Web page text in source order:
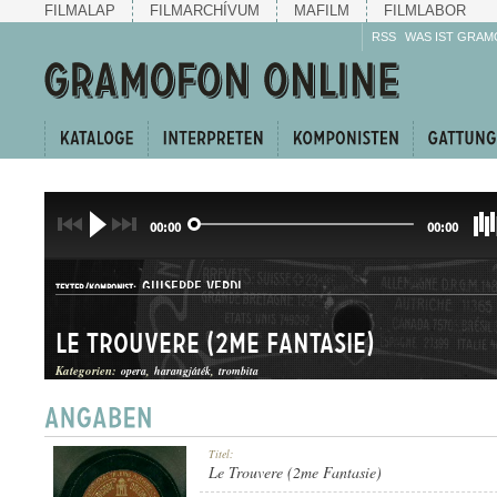
FILMALAP FILMARCHÍVUM MAFILM FILMLABOR
RSS WAS IST
00:00 00:00
TEXTER/KOMPONIST: GIUSEPPE VERDI
GATTUNG: OPERAEGYVELEG
Le Trouvere (2me Fantasie)
Kategorien: opera harangjáték trombita
Titel:
Le Trouvere (2me Fantasie)